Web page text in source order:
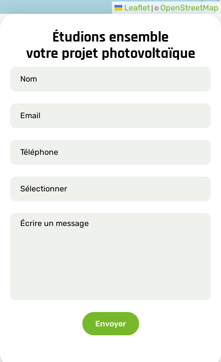
Leaflet © OpenStreetMap
Étudions ensemble
votre projet photovoltaïque
Envoyer